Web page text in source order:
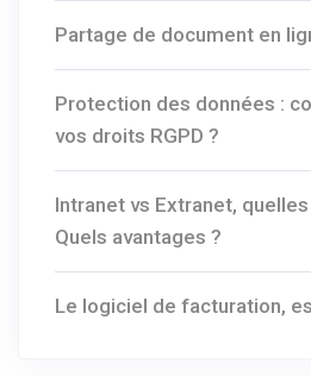
Partage de document en
Protection des données :
vos droits RGPD ?
Intranet vs Extranet,
Quels avantages ?
Le logiciel de facturation,